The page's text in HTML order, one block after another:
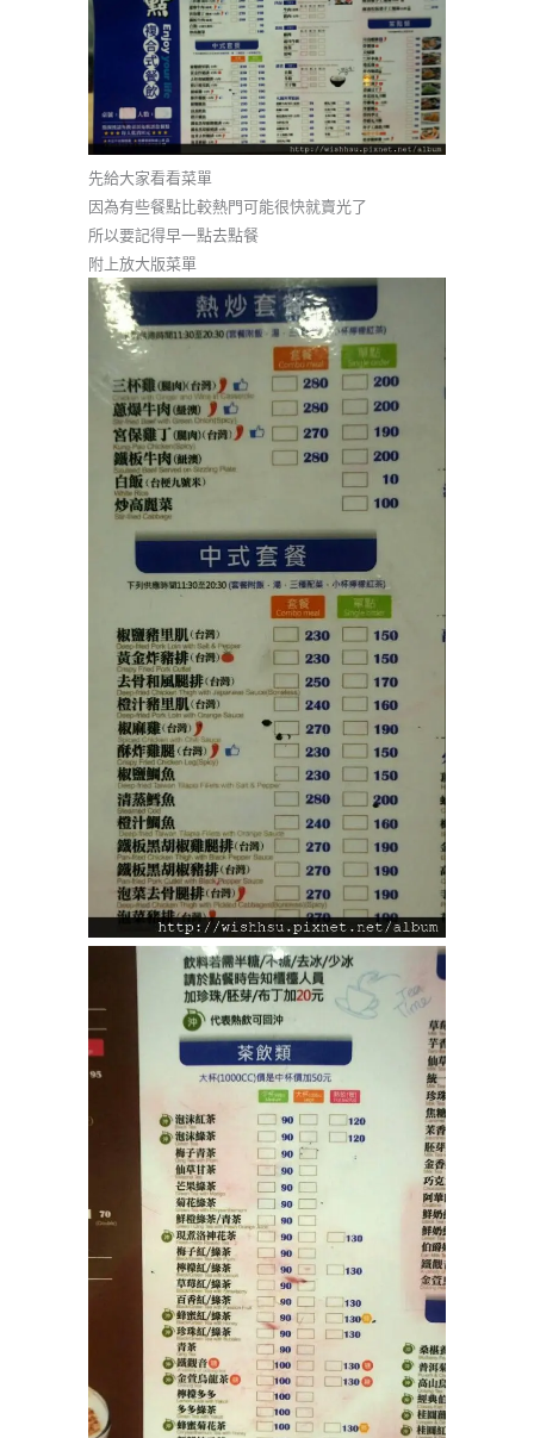
先給大家看看菜單
因為有些餐點比較熱門可能很快就賣光了
所以要記得早一點去點餐
附上放大版菜單